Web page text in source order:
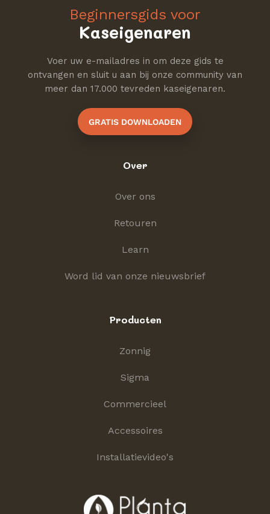
Beginnersgids voor
Kaseigenaren
Voer uw e-mailadres in om deze gids te
ontvangen en sluit u aan bij onze community van
meer dan 17.000 tevreden kaseigenaren.
GRATIS DOWNLOADEN
Over
Over ons
Retouren
Learn
Word lid van onze nieuwsbrief
Producten
Zonnig
Sigma
Commercieel
Accessoires
Installatievideo's